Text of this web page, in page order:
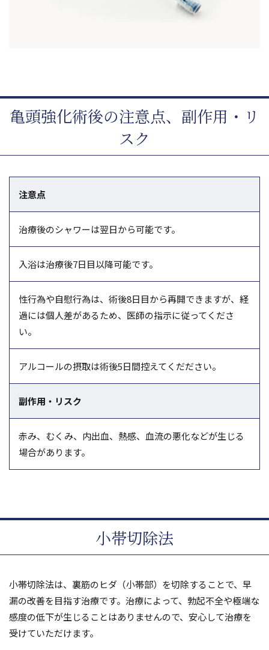
亀頭強化術後の注意点、副作用・リ
スク
注意点
治療後のシャワーは翌日から可能です。
入浴は治療後7日目以降可能です。
性行為や自慰行為は、術後8日目から再開できますが、経
過には個人差があるため、医師の指示に従ってくださ
い。
アルコールの摂取は術後5日間控えてくだださい。
副作用・リスク
赤み、むくみ、内出血、熱感、血流の悪化などが生じる
場合があります。
小帯切除法
小帯切除法は、裏筋のヒダ（小帯部）を切除することで、早
漏の改善を目指す治療です。治療によって、勃起不全や極端な
感度の低下が生じることはありませんので、安心して治療を
受けていただけます。